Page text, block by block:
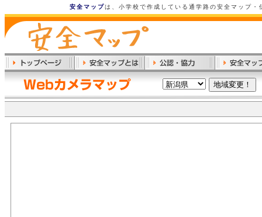
安全マップは、小学校で作成している通学路の安全マップ